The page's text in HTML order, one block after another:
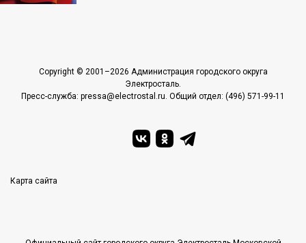
Copyright © 2001–2026 Администрация городского округа
Электросталь.
Пресс-служба: pressa@electrostal.ru. Общий отдел: (496) 571-99-11
Карта сайта